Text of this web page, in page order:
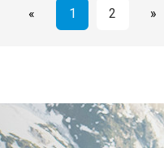
« 1 2 »